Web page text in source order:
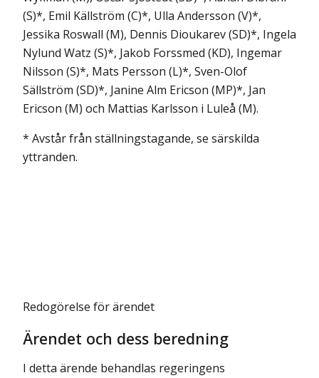
(S)*, Emil Källström (C)*, Ulla Andersson (V)*,
Jessika Roswall (M), Dennis Dioukarev (SD)*, Ingela
Nylund Watz (S)*, Jakob Forssmed (KD), Ingemar
Nilsson (S)*, Mats Persson (L)*, Sven-Olof
Sällström (SD)*, Janine Alm Ericson (MP)*, Jan
Ericson (M) och Mattias Karlsson i Luleå (M).
* Avstår från ställningstagande, se särskilda
yttranden.
Redogörelse för ärendet
Ärendet och dess beredning
I detta ärende behandlas regeringens